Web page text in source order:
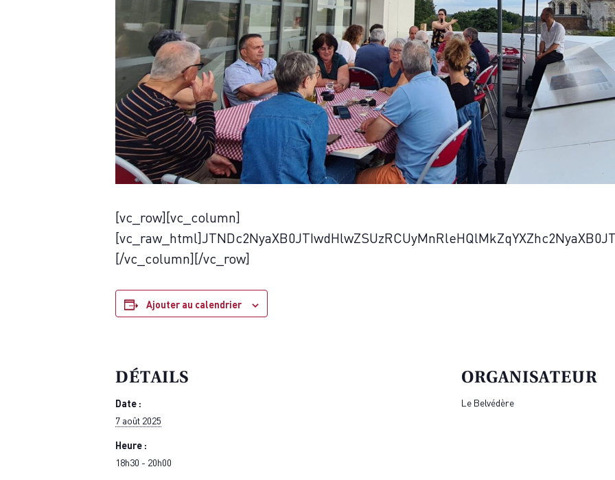
[vc_row][vc_column]
[/vc_column][/vc_row]
Ajouter au calendrier
DÉTAILS
Date :
7 août 2025
Heure :
18h30 - 20h00
ORGANISATEUR
Le Belvédère